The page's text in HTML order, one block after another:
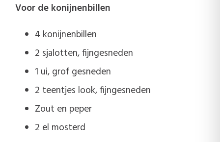
Voor de konijnenbillen
4 konijnenbillen
2 sjalotten, fijngesneden
1 ui, grof gesneden
2 teentjes look, fijngesneden
Zout en peper
2 el mosterd